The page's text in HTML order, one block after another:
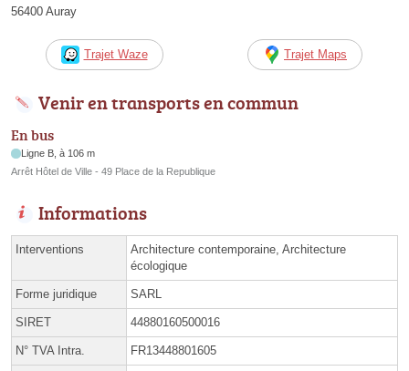
56400 Auray
Trajet Waze Trajet Maps
Venir en transports en commun
En bus
Ligne B, à 106 m
Arrêt Hôtel de Ville - 49 Place de la Republique
Informations
Interventions
Architecture contemporaine, Architecture
écologique
Forme juridique SARL
SIRET 44880160500016
N° TVA Intra. FR13448801605